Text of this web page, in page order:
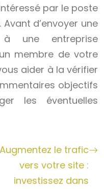
par le poste
d’envoyer une
une entreprise
membre de votre
aider à la vérifier
objectifs
les éventuelles
Augmentez le trafic
vers votre site :
investissez dans